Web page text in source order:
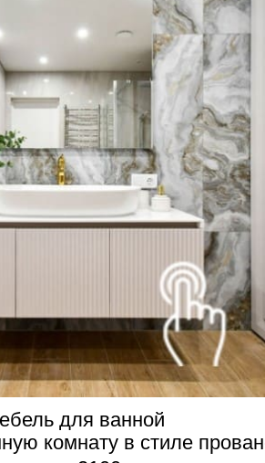
комнату в стиле
для ванной